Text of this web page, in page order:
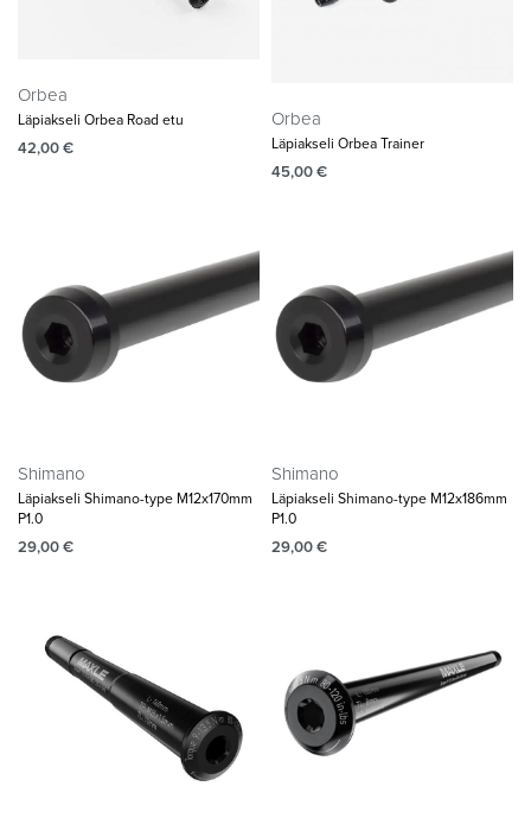
Orbea
Läpiakseli Orbea Road etu
42,00€
Orbea
Läpiakseli Orbea Trainer
45,00€
Shimano
Läpiakseli Shimano-type M12x170mm
P1.0
29,00€
Shimano
Läpiakseli Shimano-type M12x186mm
P1.0
29,00€